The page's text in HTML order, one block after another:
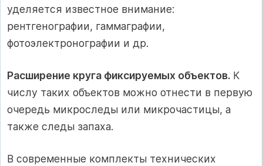
уделяется известное внимание:
рентгенографии, гаммаграфии,
фотоэлектронографии и др.
Расширение круга фиксируемых объектов. К
числу таких объектов можно отнести в первую
очередь микроследы или микрочастицы, а
также следы запаха.
В современные комплекты технических